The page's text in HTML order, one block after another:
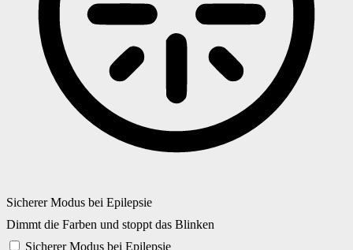
Sicherer Modus bei Epilepsie
Dimmt die Farben und stoppt das Blinken
Sicherer Modus bei Epilepsie